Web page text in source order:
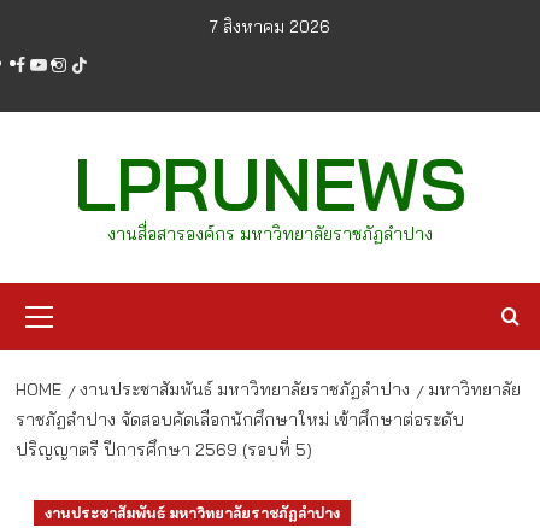
content
7 สิงหาคม 2026
facebook
youtube
instagram
tiktok
LPRUNEWS
งานสื่อสารองค์กร มหาวิทยาลัยราชภัฏลำปาง
Menu
HOME งานประชาสัมพันธ์ มหาวิทยาลัยราชภัฏลำปาง
มหาวิทยาลัย
ราชภัฏลำปาง จัดสอบคัดเลือกนักศึกษาใหม่ เข้าศึกษาต่อระดับ
ปริญญาตรี ปีการศึกษา 2569 (รอบที่ 5)
งานประชาสัมพันธ์ มหาวิทยาลัยราชภัฏลำปาง